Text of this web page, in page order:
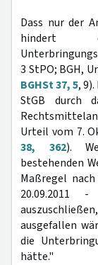
Dass nur der
hindert
3 StPO; BGH,
BGHSt 37, 5,
StGB durch
Urteil vom 7.
38, 362).
bestehenden
Maßregel
20.09.2011 -
ausgefallen
die
hätte."